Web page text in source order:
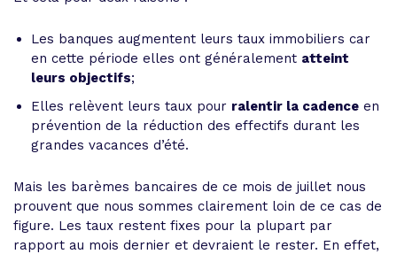
Les banques augmentent leurs taux immobiliers car
en cette période elles ont généralement atteint
leurs objectifs;
Elles relèvent leurs taux pour ralentir la cadence en
prévention de la réduction des effectifs durant les
grandes vacances d’été.
Mais les barèmes bancaires de ce mois de juillet nous
prouvent que nous sommes clairement loin de ce cas de
figure. Les taux restent fixes pour la plupart par
rapport au mois dernier et devraient le rester. En effet,